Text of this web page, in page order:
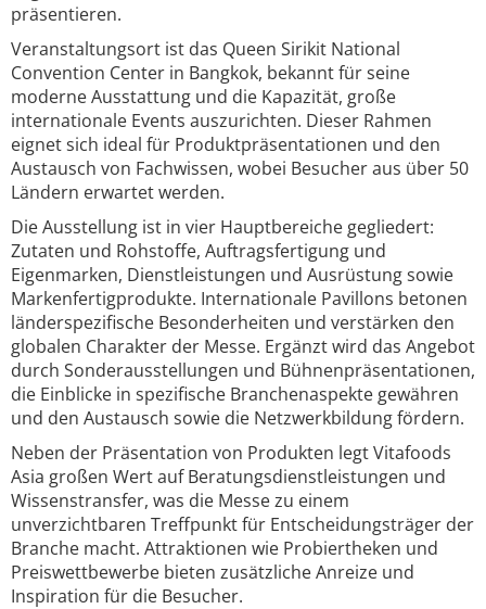
präsentieren.
Veranstaltungsort ist das Queen Sirikit National
Convention Center in Bangkok, bekannt für seine
moderne Ausstattung und die Kapazität, große
internationale Events auszurichten. Dieser Rahmen
eignet sich ideal für Produktpräsentationen und den
Austausch von Fachwissen, wobei Besucher aus über 50
Ländern erwartet werden.
Die Ausstellung ist in vier Hauptbereiche gegliedert:
Zutaten und Rohstoffe, Auftragsfertigung und
Eigenmarken, Dienstleistungen und Ausrüstung sowie
Markenfertigprodukte. Internationale Pavillons betonen
länderspezifische Besonderheiten und verstärken den
globalen Charakter der Messe. Ergänzt wird das Angebot
durch Sonderausstellungen und Bühnenpräsentationen,
die Einblicke in spezifische Branchenaspekte gewähren
und den Austausch sowie die Netzwerkbildung fördern.
Neben der Präsentation von Produkten legt Vitafoods
Asia großen Wert auf Beratungsdienstleistungen und
Wissenstransfer, was die Messe zu einem
unverzichtbaren Treffpunkt für Entscheidungsträger der
Branche macht. Attraktionen wie Probiertheken und
Preiswettbewerbe bieten zusätzliche Anreize und
Inspiration für die Besucher.